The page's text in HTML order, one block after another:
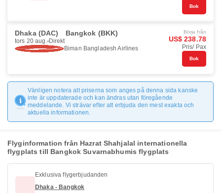
Bok
Dhaka (DAC) Bangkok (BKK)
tors 20 aug. Direkt
Biman Bangladesh Airlines
Börja från
US$ 238.78
Pris/ Pax
Bok
Vänligen notera att priserna som anges på denna sida kanske
inte är uppdaterade och kan ändras utan föregående
meddelande. Vi strävar efter att erbjuda den mest exakta och
aktuella informationen.
Flyginformation från Hazrat Shahjalal internationella
flygplats till Bangkok Suvarnabhumis flygplats
Exklusiva flygerbjudanden
Dhaka - Bangkok